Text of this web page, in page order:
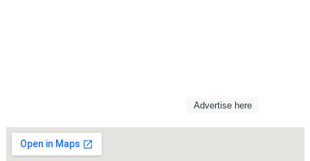
Advertise here